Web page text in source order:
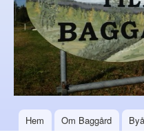
Huvudmeny
Hem Om Baggård